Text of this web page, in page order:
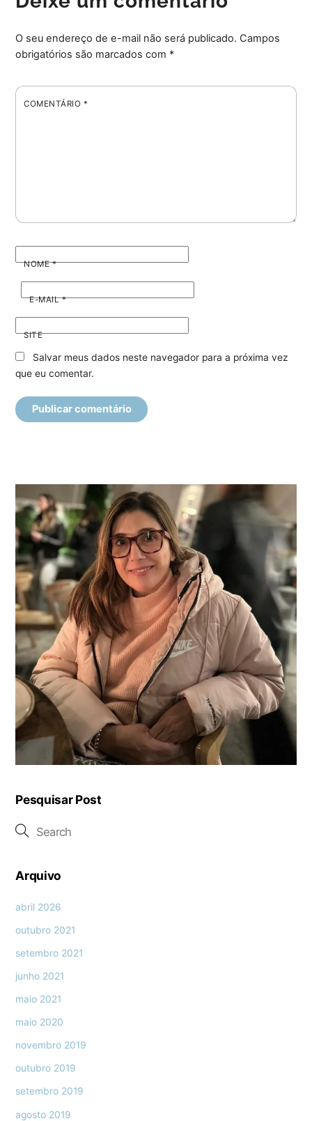
O seu endereço de e-mail não será publicado. Campos
obrigatórios são marcados com *
COMENTÁRIO *
NOME*
E-MAIL*
SITE
Salvar meus dados neste navegador para a próxima vez
que eu comentar.
Pesquisar Post
Arquivo
abril 2026
outubro 2021
setembro 2021
junho 2021
maio 2021
maio 2020
novembro 2019
outubro 2019
setembro 2019
agosto 2019